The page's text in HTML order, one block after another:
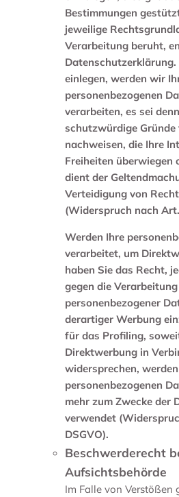
Bestimmungen
jeweilige
Verarbeitung beruht,
einlegen, werden wir
personenbezogenen
verarbeiten, es sei
schutzwürdige
nachweisen, die Ihre
Freiheiten überwiegen
dient der
Verteidigung von
(Widerspruch nach
Werden Ihre
verarbeitet, um
haben Sie das Recht,
gegen die
personenbezogener
derartiger Werbung
für das Profiling,
Direktwerbung in
widersprechen,
personenbezogenen
mehr zum Zwecke der
verwendet
DSGVO).
Beschwerderecht
Aufsichtsbehörde
Im Falle von Verstößen